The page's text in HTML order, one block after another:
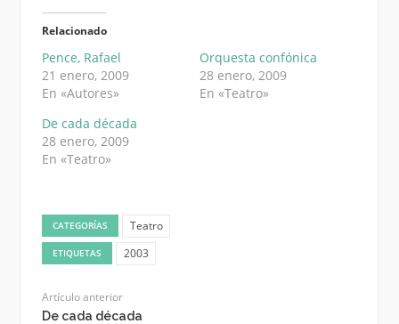
Relacionado
Pence, Rafael
21 enero, 2009
En «Autores»
Orquesta confónica
28 enero, 2009
En «Teatro»
De cada década
28 enero, 2009
En «Teatro»
CATEGORÍAS Teatro
ETIQUETAS 2003
Artículo anterior
De cada década